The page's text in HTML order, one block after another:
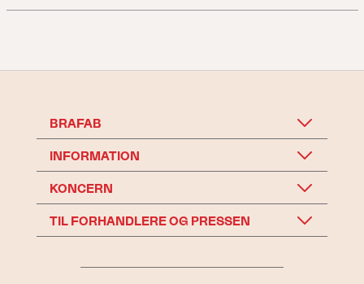
BRAFAB
INFORMATION
KONCERN
TIL FORHANDLERE OG PRESSEN